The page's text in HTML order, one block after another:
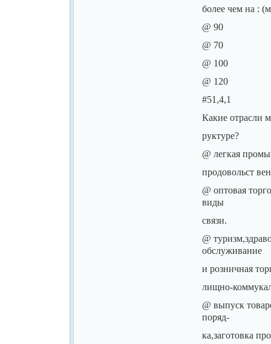
более чем на :
@ 90
@ 70
@ 100
@ 120
#51,4,1
Какие отрасли
руктуре?
@ легкая
продовольст
@ оптовая
виды
связи.
@
обслуживание
и розничная
лищно-
@ выпуск
поряд-
ка,заготовка